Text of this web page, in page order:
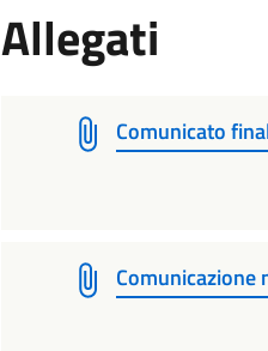
Allegati
Comunicato